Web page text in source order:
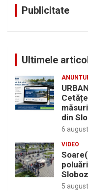
Publicitate
Ultimele
din
6
VIDEO
5